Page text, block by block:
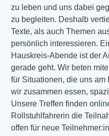
zu leben und uns dabei
zu begleiten. Deshalb
Texte, als auch Themen
persönlich interessieren.
Hauskreis-Abende ist der
gerade geht. Wir beten
für Situationen, die uns
wir zusammen essen,
Unsere Treffen finden
Rollstuhlfahrerin die
offen für neue